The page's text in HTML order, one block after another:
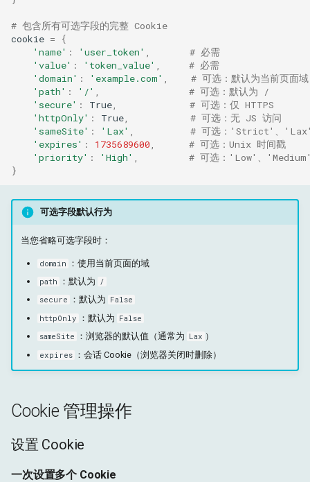
# 包含所有可选字段的完整 Cookie
cookie =
{
'name' : 'user_token' ,
# 必需
'value' : 'token_value' ,
# 必需
'domain' : 'example.com' ,
# 可选：默认为当前页面域
'path' : '/' ,
# 可选：默认为 /
'secure' : True,
# 可选：仅 HTTPS
'httpOnly' : True,
# 可选：无 JS 访问
'sameSite' : 'Lax' ,
# 可选：'Strict'、
'expires' : 1735689600,
# 可选：Unix 时间戳
'priority' : 'High' ,
# 可选：'Low'、
}
可选字段默认行为
当您省略可选字段时：
domain ：使用当前页面的域
path ：默认为 /
secure
：默认为 False
httpOnly
：默认为 False
sameSite
：浏览器的默认值（通常为 Lax ）
expires ：会话 Cookie（浏览器关闭时删除）
Cookie 管理操作
设置 Cookie
一次设置多个 Cookie